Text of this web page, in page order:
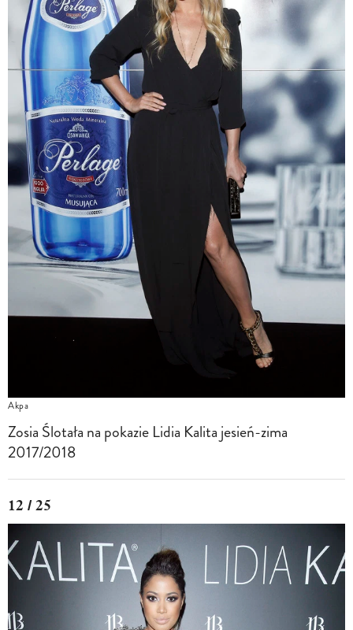
Akpa
Zosia Ślotała na pokazie Lidia Kalita jesień-zima
2017/2018
12 / 25